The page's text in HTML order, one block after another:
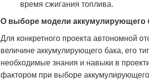
время сжигания топлива.
О выборе модели аккумулирующего
Для конкретного проекта автономной
величине аккумулирующего бака, его
необходимые знания и навыки в
фактором при выборе